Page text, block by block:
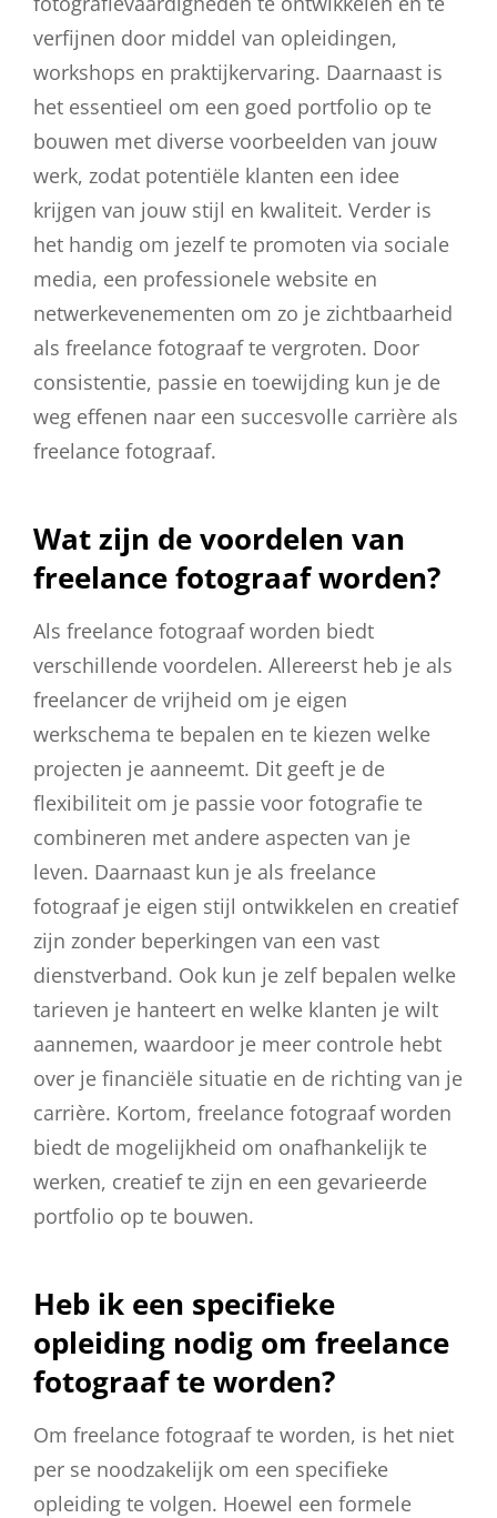
verfijnen door middel van opleidingen,
workshops en praktijkervaring. Daarnaast is
het essentieel om een goed portfolio op te
bouwen met diverse voorbeelden van jouw
werk, zodat potentiële klanten een idee
krijgen van jouw stijl en kwaliteit. Verder is
het handig om jezelf te promoten via sociale
media, een professionele website en
netwerkevenementen om zo je zichtbaarheid
als freelance fotograaf te vergroten. Door
consistentie, passie en toewijding kun je de
weg effenen naar een succesvolle carrière als
freelance fotograaf.
Wat zijn de voordelen van
freelance fotograaf worden?
Als freelance fotograaf worden biedt
verschillende voordelen. Allereerst heb je als
freelancer de vrijheid om je eigen
werkschema te bepalen en te kiezen welke
projecten je aanneemt. Dit geeft je de
flexibiliteit om je passie voor fotografie te
combineren met andere aspecten van je
leven. Daarnaast kun je als freelance
fotograaf je eigen stijl ontwikkelen en creatief
zijn zonder beperkingen van een vast
dienstverband. Ook kun je zelf bepalen welke
tarieven je hanteert en welke klanten je wilt
aannemen, waardoor je meer controle hebt
over je financiële situatie en de richting van je
carrière. Kortom, freelance fotograaf worden
biedt de mogelijkheid om onafhankelijk te
werken, creatief te zijn en een gevarieerde
portfolio op te bouwen.
Heb ik een specifieke
opleiding nodig om freelance
fotograaf te worden?
Om freelance fotograaf te worden, is het niet
per se noodzakelijk om een specifieke
opleiding te volgen. Hoewel een formele